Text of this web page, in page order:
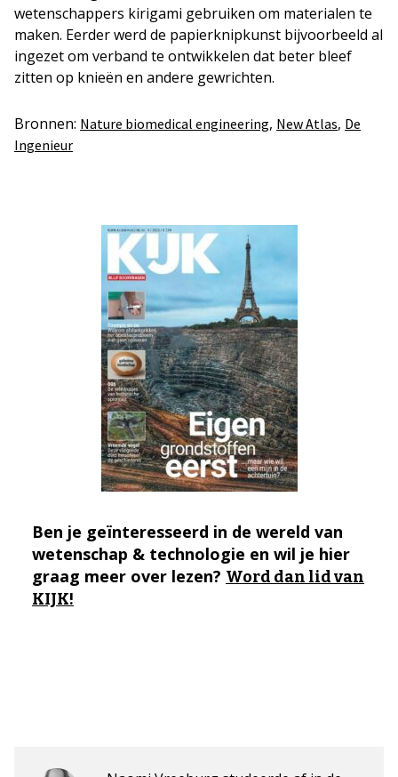
wetenschappers kirigami gebruiken om materialen te
maken. Eerder werd de papierknipkunst bijvoorbeeld al
ingezet om verband te ontwikkelen dat beter bleef
zitten op knieën en andere gewrichten.
Bronnen: Nature biomedical engineering, New Atlas, De
Ingenieur
Ben je geïnteresseerd in de wereld van
wetenschap & technologie en wil je hier
graag meer over lezen? Word dan lid van
KIJK!